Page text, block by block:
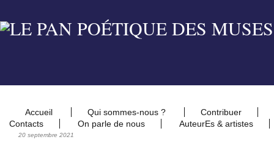
Accueil Qui sommes-nous ?
Contribuer
Contacts
On parle de nous AuteurEs & artistes
20 septembre 2021